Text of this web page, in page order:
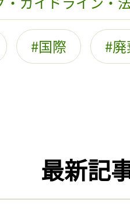
国際
最新記